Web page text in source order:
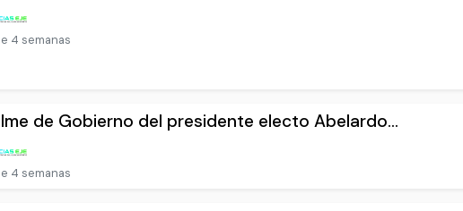
4 semanas
de Gobierno del presidente electo Abelardo...
4 semanas